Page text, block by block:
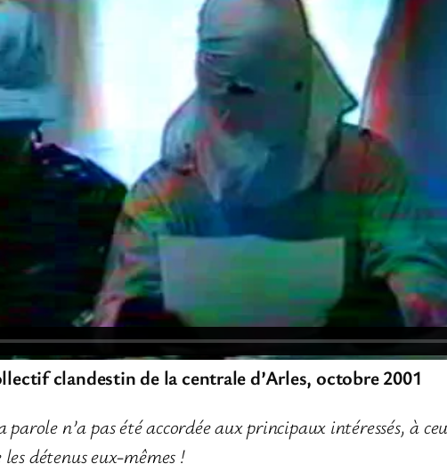
clandestin de la centrale d’Arles, octobre 2001
n’a pas été accordée aux principaux intéressés, à
détenus eux-mêmes !